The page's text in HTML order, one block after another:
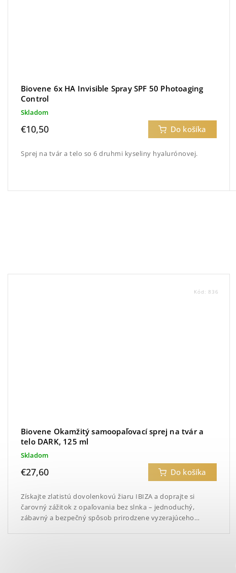
Biovene 6x HA Invisible Spray SPF 50 Photoaging
Control
Skladom
€10,50 Do košíka
Sprej na tvár a telo so 6 druhmi kyseliny hyalurónovej.
Biovene Okamžitý samoopaľovací sprej na tvár a
telo DARK, 125 ml
Skladom
€27,60 Do košíka
Získajte zlatistú dovolenkovú žiaru IBIZA a doprajte si
čarovný zážitok z opaľovania bez slnka – jednoduchý,
zábavný a bezpečný spôsob prirodzene vyzerajúceho
Kód: 836